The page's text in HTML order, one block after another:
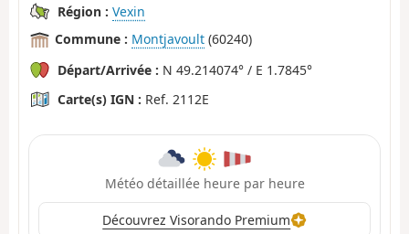
Région : Vexin
Commune : Montjavoult (60240)
Départ/Arrivée : N 49.214074° / E 1.7845°
Carte(s) IGN : Ref. 2112E
Météo détaillée heure par heure
Découvrez Visorando Premium